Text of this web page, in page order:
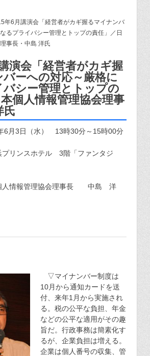
年6月講演会「経営者がカギ握るマイナンバ
るプライバシー管理とトップの責任」／日
事長・中島 洋氏
演会「経営者がカギ握
ーへの対応～厳格に
シー管理とトップの
個人情報管理協会理事
氏
3日（水） 13時30分～15時00分
ンスホテル 3階「ファンタジ
情報管理協会理事長 中島 洋
▽マイナンバー制度は
10月から通知カードを送
付、来年1月から実施され
る。税の公平な負担、年金
などの公平な適用がその趣
旨だ。行政事務は簡素化す
るが、企業負担は増える。
企業は個人番号の収集、管